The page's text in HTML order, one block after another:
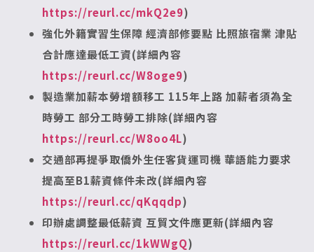
https://reurl.cc/mkQ2e9)
強化外籍實習生保障 經濟部修要點 比照旅宿業 津貼
合計應達最低工資(詳細內容
https://reurl.cc/W8oge9)
製造業加薪本勞增額移工 115年上路 加薪者須為全
時勞工 部分工時勞工排除(詳細內容
https://reurl.cc/W8oo4L)
交通部再提爭取僑外生任客貨運司機 華語能力要求
提高至B1薪資條件未改(詳細內容
https://reurl.cc/qKqqdp)
印辦處調整最低薪資 互貿文件應更新(詳細內容
https://reurl.cc/1kWWgQ)